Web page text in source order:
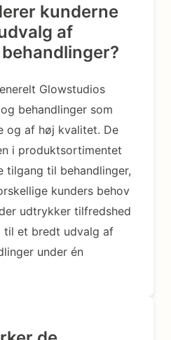
kunderne
af
Glowstudios
behandlinger som
og af høj kvalitet. De
i produktsortimentet
tilgang til behandlinger,
kunders behov
udtrykker tilfredshed
til et bredt udvalg af
under én